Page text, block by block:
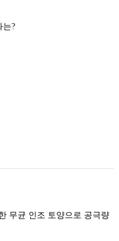
무균 인조 토양으로 공극량